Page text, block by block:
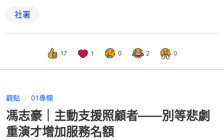
社署
17 1 0 2 0
觀點 01專欄
馮志豪｜主動支援照顧者——別等悲劇
重演才增加服務名額